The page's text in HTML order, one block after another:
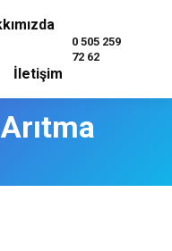
İletişim
0 505 259
72 62